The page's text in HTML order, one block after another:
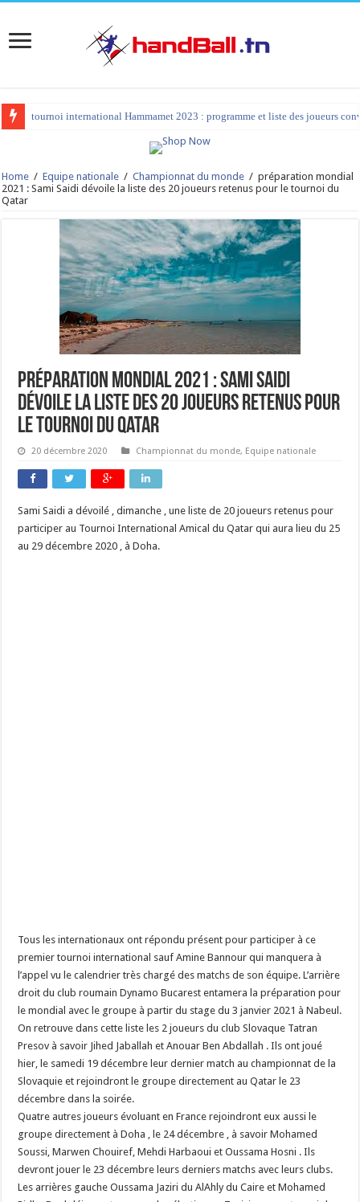
tournoi international Hammamet 2023 : programme et liste des joueurs
Home / Equipe nationale / Championnat du monde / préparation mondial
2021 : Sami Saidi dévoile la liste des 20 joueurs retenus pour le tournoi du
Qatar
préparation mondial 2021 : Sami Saidi
dévoile la liste des 20 joueurs retenus pour
le tournoi du Qatar
20 décembre 2020 Championnat du monde, Equipe nationale
Sami Saidi a dévoilé , dimanche , une liste de 20 joueurs retenus pour
participer au Tournoi International Amical du Qatar qui aura lieu du 25
au 29 décembre 2020 , à Doha.
Tous les internationaux ont répondu présent pour participer à ce
premier tournoi international sauf Amine Bannour qui manquera à
l’appel vu le calendrier très chargé des matchs de son équipe. L’arrière
droit du club roumain Dynamo Bucarest entamera la préparation pour
le mondial avec le groupe à partir du stage du 3 janvier 2021 à Nabeul.
On retrouve dans cette liste les 2 joueurs du club Slovaque Tatran
Presov à savoir Jihed Jaballah et Anouar Ben Abdallah . Ils ont joué
hier, le samedi 19 décembre leur dernier match au championnat de la
Slovaquie et rejoindront le groupe directement au Qatar le 23
décembre dans la soirée.
Quatre autres joueurs évoluant en France rejoindront eux aussi le
groupe directement à Doha , le 24 décembre , à savoir Mohamed
Soussi, Marwen Chouiref, Mehdi Harbaoui et Oussama Hosni . Ils
devront jouer le 23 décembre leurs derniers matchs avec leurs clubs.
Les arrières gauche Oussama Jaziri du AlAhly du Caire et Mohamed